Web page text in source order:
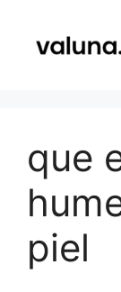
contenido
que
piel